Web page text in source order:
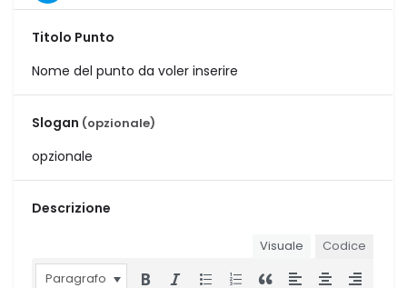
Titolo Punto
Slogan (opzionale)
Descrizione
Visuale
Codice
Paragrafo